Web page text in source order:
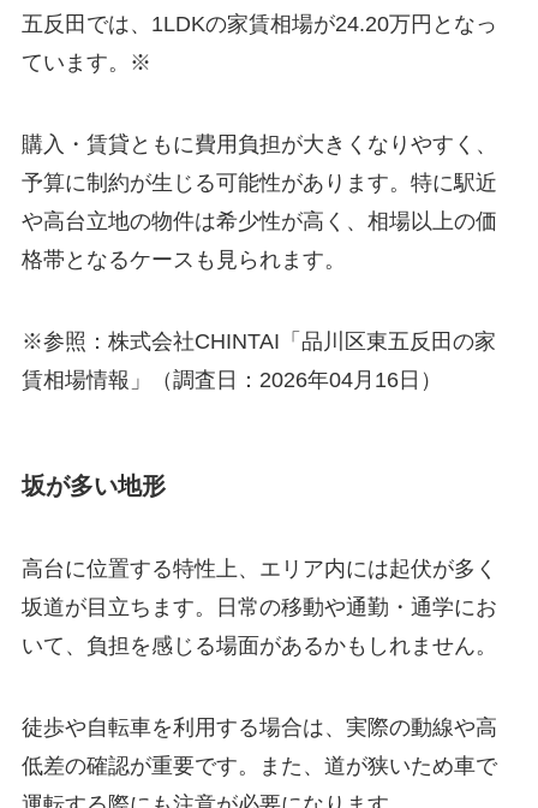
五反田では、1LDKの家賃相場が24.20万円となっ
ています。※
購入・賃貸ともに費用負担が大きくなりやすく、
予算に制約が生じる可能性があります。特に駅近
や高台立地の物件は希少性が高く、相場以上の価
格帯となるケースも見られます。
※参照：株式会社CHINTAI「品川区東五反田の家
賃相場情報」（調査日：2026年04月16日）
坂が多い地形
高台に位置する特性上、エリア内には起伏が多く
坂道が目立ちます。日常の移動や通勤・通学にお
いて、負担を感じる場面があるかもしれません。
徒歩や自転車を利用する場合は、実際の動線や高
低差の確認が重要です。また、道が狭いため車で